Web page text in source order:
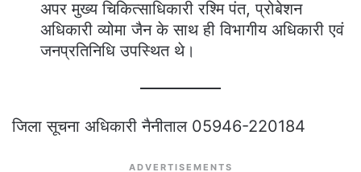
अपर मुख्य चिकित्साधिकारी रश्मि पंत, प्रोबेशन
अधिकारी व्योमा जैन के साथ ही विभागीय अधिकारी एवं
जनप्रतिनिधि उपस्थित थे।
जिला सूचना अधिकारी नैनीताल 05946-220184
ADVERTISEMENTS